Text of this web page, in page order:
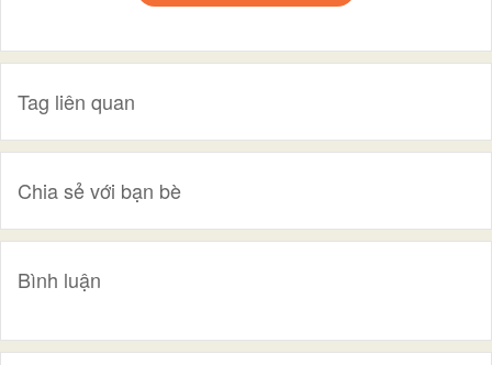
Tag liên quan
Chia sẻ với bạn bè
Bình luận